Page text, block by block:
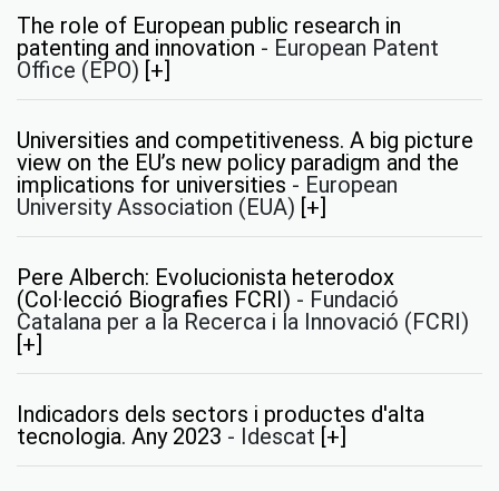
The role of European public research in
patenting and innovation - European Patent
Office (EPO) [+]
Universities and competitiveness. A big picture
view on the EU’s new policy paradigm and the
implications for universities - European
University Association (EUA) [+]
Pere Alberch: Evolucionista heterodox
(Col·lecció Biografies FCRI) - Fundació
Catalana per a la Recerca i la Innovació (FCRI)
[+]
Indicadors dels sectors i productes d'alta
tecnologia. Any 2023 - Idescat [+]